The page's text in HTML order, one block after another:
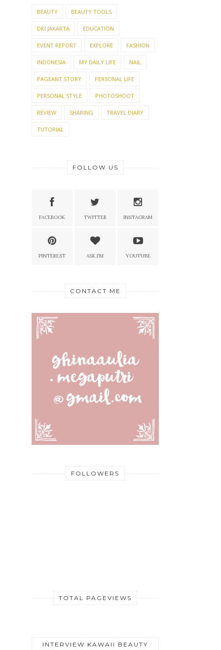
BEAUTY BEAUTY TOOLS
DKI JAKARTA EDUCATION
EVENT REPORT EXPLORE FASHION
INDONESIA MY DAILY LIFE NAIL
PAGEANT STORY PERSONAL LIFE
PERSONAL STYLE PHOTOSHOOT
REVIEW SHARING TRAVEL DIARY
TUTORIAL
FOLLOW US
FACEBOOK TWITTER INSTAGRAM
PINTEREST ASK.FM YOUTUBE
CONTACT ME
FOLLOWERS
TOTAL PAGEVIEWS
INTERVIEW KAWAII BEAUTY